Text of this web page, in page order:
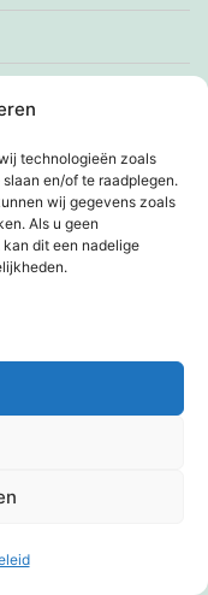
technologieën zoals
en/of te raadplegen.
wij gegevens zoals
Als u geen
dit een nadelige
Donkere modus: